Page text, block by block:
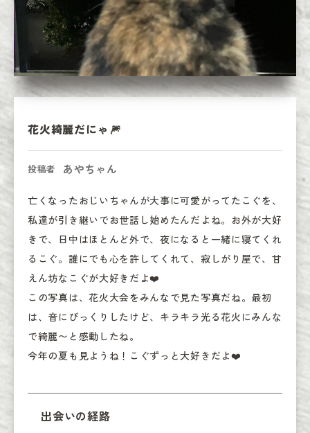
花火綺麗だにゃ🎆
投稿者 あやちゃん
亡くなったおじいちゃんが大事に可愛がってたこぐを、
私達が引き継いでお世話し始めたんだよね。お外が大好
きで、日中はほとんど外で、夜になると一緒に寝てくれ
るこぐ。誰にでも心を許してくれて、寂しがり屋で、甘
えん坊なこぐが大好きだよ❤️
この写真は、花火大会をみんなで見た写真だね。最初
は、音にびっくりしたけど、キラキラ光る花火にみんな
で綺麗〜と感動したね。
今年の夏も見ようね！こぐずっと大好きだよ❤️
出会いの経路